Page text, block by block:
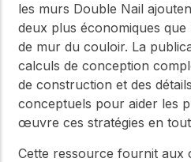
les murs Double Nail
deux plus économiques
de mur du couloir. La
calculs de conception
de construction et des
conceptuels pour aider les
œuvre ces stratégies en
Cette ressource fournit aux